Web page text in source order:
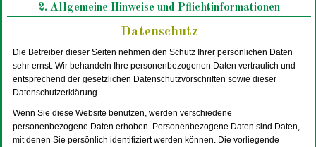
2. Allgemeine Hinweise und Pflichtinformationen
Datenschutz
Die Betreiber dieser Seiten nehmen den Schutz Ihrer persönlichen Daten
sehr ernst. Wir behandeln Ihre personenbezogenen Daten vertraulich und
entsprechend der gesetzlichen Datenschutzvorschriften sowie dieser
Datenschutzerklärung.
Wenn Sie diese Website benutzen, werden verschiedene
personenbezogene Daten erhoben. Personenbezogene Daten sind Daten,
mit denen Sie persönlich identifiziert werden können. Die vorliegende